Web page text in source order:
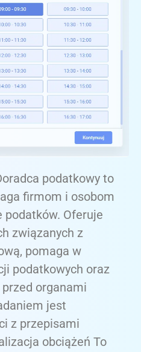
podatkowy to
firmom i osobom
podatków. Oferuje
związanych z
pomaga w
podatkowych oraz
organami
jest
z przepisami
obciążeń To